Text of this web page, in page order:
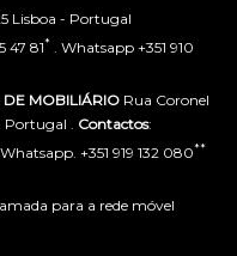
Lisboa - Portugal
47 81* . Whatsapp +351 910
DE MOBILIÁRIO Rua Coronel
Portugal . Contactos:
. Whatsapp. +351 919 132 080**
para a rede móvel